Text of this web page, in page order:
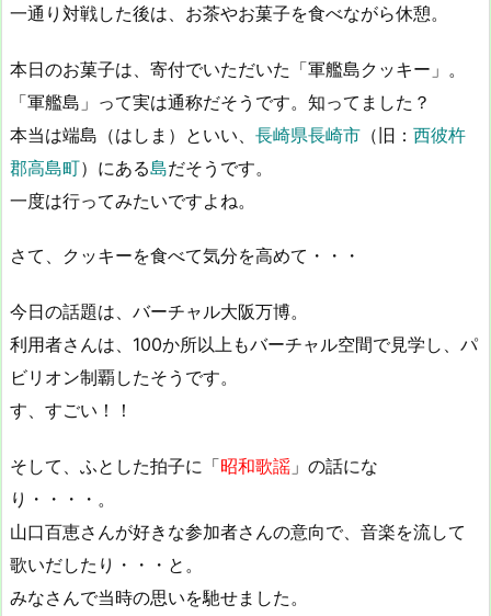
一通り対戦した後は、お茶やお菓子を食べながら休憩。
本日のお菓子は、寄付でいただいた「軍艦島クッキー」。
「軍艦島」って実は通称だそうです。知ってました？
本当は端島（はしま）といい、 長崎県長崎市 （旧： 西彼杵
郡高島町）にある島だそうです。
一度は行ってみたいですよね。
さて、クッキーを食べて気分を高めて・・・
今日の話題は、バーチャル大阪万博。
利用者さんは、100か所以上もバーチャル空間で見学し、パ
ビリオン制覇したそうです。
す、すごい！！
そして、ふとした拍子に「昭和歌謡 」の話にな
り・・・・。
山口百恵さんが好きな参加者さんの意向で、音楽を流して
歌いだしたり・・・と。
みなさんで当時の思いを馳せました。